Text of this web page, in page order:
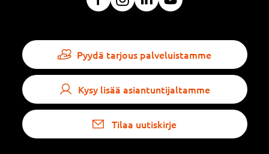
Pyydä tarjous palveluistamme
Kysy lisää asiantuntijaltamme
Tilaa uutiskirje